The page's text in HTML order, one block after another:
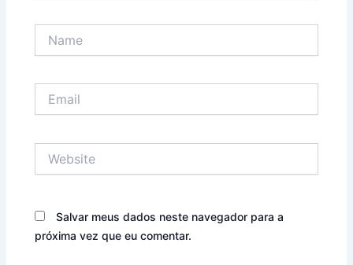
Salvar meus dados neste navegador para a
próxima vez que eu comentar.